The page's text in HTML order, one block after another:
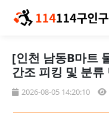
[인천 남동B마트
간조 피킹 및 분류
2026-08-05 14:20:10